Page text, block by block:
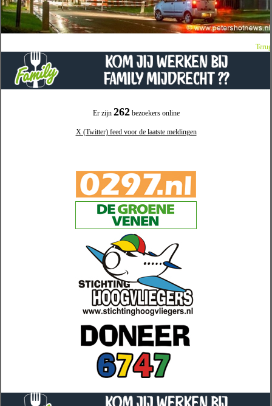
Er zijn 262bezoekers online
X (Twitter) feed voor de laatste meldingen
Terug